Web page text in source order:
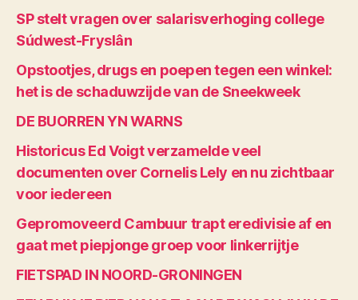
SP stelt vragen over salarisverhoging college
Súdwest-Fryslân
Opstootjes, drugs en poepen tegen een winkel:
het is de schaduwzijde van de Sneekweek
DE BUORREN YN WARNS
Historicus Ed Voigt verzamelde veel
documenten over Cornelis Lely en nu zichtbaar
voor iedereen
Gepromoveerd Cambuur trapt eredivisie af en
gaat met piepjonge groep voor linkerrijtje
FIETSPAD IN NOORD-GRONINGEN